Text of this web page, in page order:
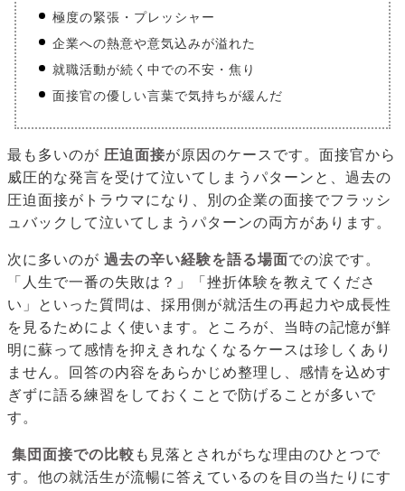
極度の緊張・プレッシャー
企業への熱意や意気込みが溢れた
就職活動が続く中での不安・焦り
面接官の優しい言葉で気持ちが緩んだ
最も多いのが 圧迫面接が原因のケースです。面接官から
威圧的な発言を受けて泣いてしまうパターンと、過去の
圧迫面接がトラウマになり、別の企業の面接でフラッシ
ュバックして泣いてしまうパターンの両方があります。
次に多いのが 過去の辛い経験を語る場面での涙です。
「人生で一番の失敗は？」「挫折体験を教えてくださ
い」といった質問は、採用側が就活生の再起力や成長性
を見るためによく使います。ところが、当時の記憶が鮮
明に蘇って感情を抑えきれなくなるケースは珍しくあり
ません。回答の内容をあらかじめ整理し、感情を込めす
ぎずに語る練習をしておくことで防げることが多いで
す。
集団面接での比較 も見落とされがちな理由のひとつで
す。他の就活生が流暢に答えているのを目の当たりにす